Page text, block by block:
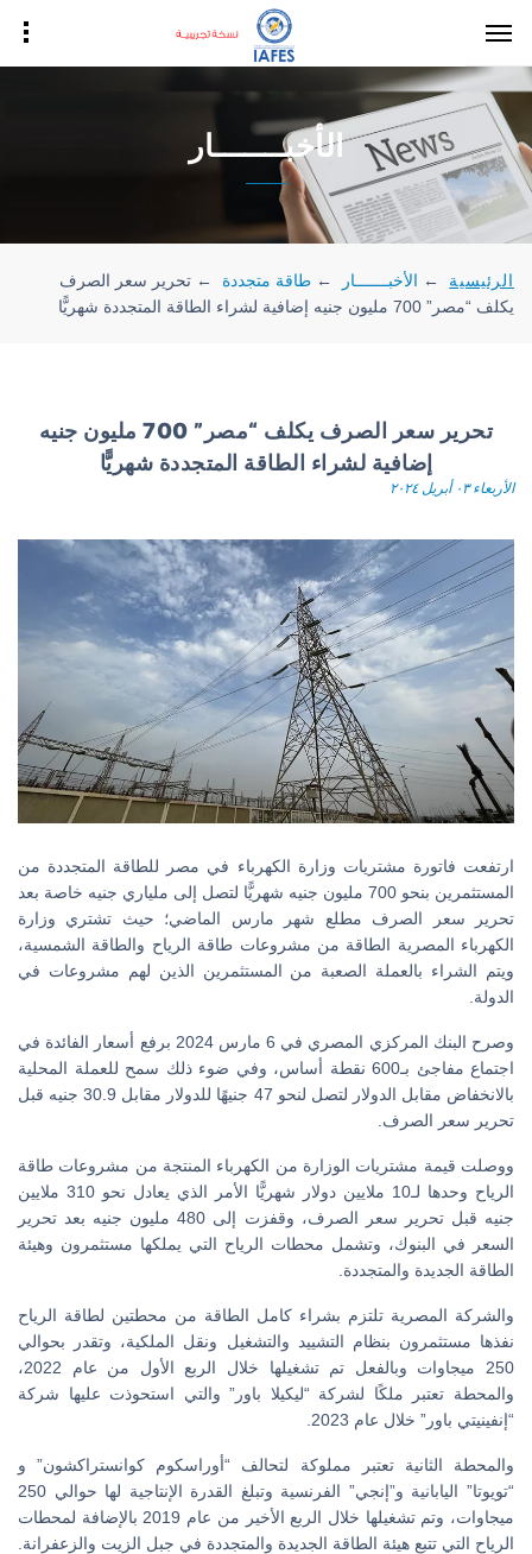
الأخبـــــــار
الرئيسية ← الأخبـــــــار ← طاقة متجددة ← تحرير سعر الصرف
يكلف “مصر” 700 مليون جنيه إضافية لشراء الطاقة المتجددة شهريًّا
تحرير سعر الصرف يكلف “مصر” 700 مليون جنيه
إضافية لشراء الطاقة المتجددة شهريًّا
الأربعاء ٠٣ أبريل ٢٠٢٤
ارتفعت فاتورة مشتريات وزارة الكهرباء في مصر للطاقة المتجددة من
المستثمرين بنحو 700 مليون جنيه شهريًّا لتصل إلى ملياري جنيه خاصة بعد
تحرير سعر الصرف مطلع شهر مارس الماضي؛ حيث تشتري وزارة
الكهرباء المصرية الطاقة من مشروعات طاقة الرياح والطاقة الشمسية،
ويتم الشراء بالعملة الصعبة من المستثمرين الذين لهم مشروعات في
الدولة.
وصرح البنك المركزي المصري في 6 مارس 2024 برفع أسعار الفائدة في
اجتماع مفاجئ بـ600 نقطة أساس، وفي ضوء ذلك سمح للعملة المحلية
بالانخفاض مقابل الدولار لتصل لنحو 47 جنيهًا للدولار مقابل 30.9 جنيه قبل
تحرير سعر الصرف.
ووصلت قيمة مشتريات الوزارة من الكهرباء المنتجة من مشروعات طاقة
الرياح وحدها لـ10 ملايين دولار شهريًّا الأمر الذي يعادل نحو 310 ملايين
جنيه قبل تحرير سعر الصرف، وقفزت إلى 480 مليون جنيه بعد تحرير
السعر في البنوك، وتشمل محطات الرياح التي يملكها مستثمرون وهيئة
الطاقة الجديدة والمتجددة.
والشركة المصرية تلتزم بشراء كامل الطاقة من محطتين لطاقة الرياح
نفذها مستثمرون بنظام التشييد والتشغيل ونقل الملكية، وتقدر بحوالي
250 ميجاوات وبالفعل تم تشغيلها خلال الربع الأول من عام 2022،
والمحطة تعتبر ملكًا لشركة “ليكيلا باور” والتي استحوذت عليها شركة
“إنفينيتي باور” خلال عام 2023.
والمحطة الثانية تعتبر مملوكة لتحالف “أوراسكوم كوانستراكشون” و
“تويوتا” اليابانية و”إنجي” الفرنسية وتبلغ القدرة الإنتاجية لها حوالي 250
ميجاوات، وتم تشغيلها خلال الربع الأخير من عام 2019 بالإضافة لمحطات
الرياح التي تتبع هيئة الطاقة الجديدة والمتجددة في جبل الزيت والزعفرانة.